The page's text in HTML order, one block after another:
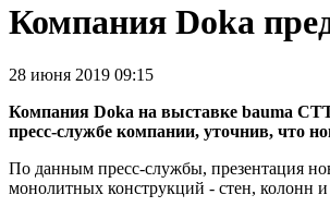
Компания Doka
28 июня 2019 09:15
Компания Doka на выставке bauma
пресс-службе компании, уточнив, что
По данным пресс-службы, презентация
монолитных конструкций - стен, колонн